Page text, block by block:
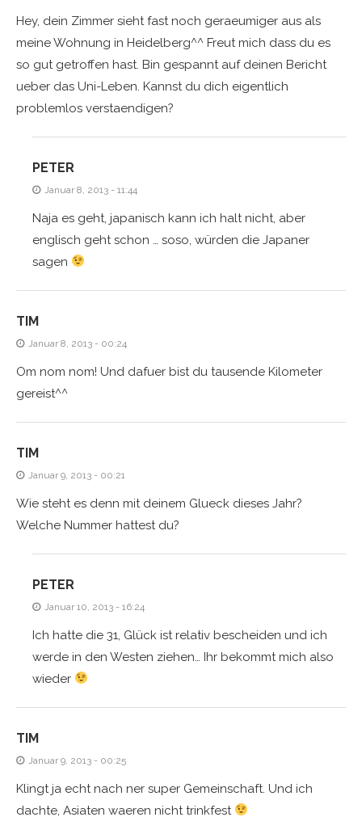
Hey, dein Zimmer sieht fast noch geraeumiger aus als
meine Wohnung in Heidelberg^^ Freut mich dass du es
so gut getroffen hast. Bin gespannt auf deinen Bericht
ueber das Uni-Leben. Kannst du dich eigentlich
problemlos verstaendigen?
PETER
Januar 8, 2013 - 11:44
Naja es geht, japanisch kann ich halt nicht, aber
englisch geht schon … soso, würden die Japaner
sagen
TIM
Januar 8, 2013 - 00:24
Om nom nom! Und dafuer bist du tausende Kilometer
gereist^^
TIM
Januar 9, 2013 - 00:21
Wie steht es denn mit deinem Glueck dieses Jahr?
Welche Nummer hattest du?
PETER
Januar 10, 2013 - 16:24
Ich hatte die 31, Glück ist relativ bescheiden und ich
werde in den Westen ziehen… Ihr bekommt mich also
wieder
TIM
Januar 9, 2013 - 00:25
Klingt ja echt nach ner super Gemeinschaft. Und ich
dachte, Asiaten waeren nicht trinkfest